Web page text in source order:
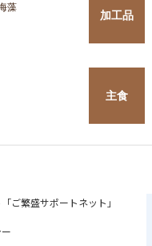
藻
加工品
主食
ご繁盛サポートネット」